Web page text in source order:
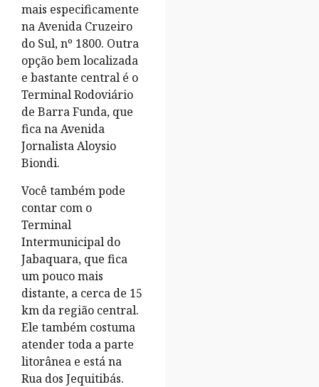
mais especificamente
na Avenida Cruzeiro
do Sul, nº 1800. Outra
opção bem localizada
e bastante central é o
Terminal Rodoviário
de Barra Funda, que
fica na Avenida
Jornalista Aloysio
Biondi.
Você também pode
contar com o
Terminal
Intermunicipal do
Jabaquara, que fica
um pouco mais
distante, a cerca de 15
km da região central.
Ele também costuma
atender toda a parte
litorânea e está na
Rua dos Jequitibás.